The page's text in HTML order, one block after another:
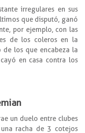
irregulares en sus
que disputó, ganó
por ejemplo, con las
de los coleros en la
de los que encabeza la
en casa contra los
un duelo entre clubes
racha de 3 cotejos